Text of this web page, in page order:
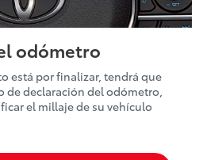
odómetro
está por finalizar, tendrá que
de declaración del odómetro,
el millaje de su vehículo